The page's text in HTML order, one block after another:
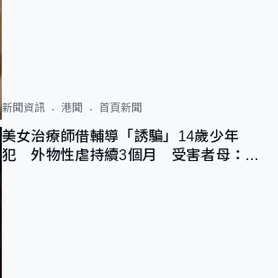
新聞資訊 港聞 首頁新聞
美女治療師借輔導「誘騙」14歲少年
犯 外物性虐持續3個月 受害者母：要